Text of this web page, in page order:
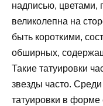
надписью, цветами,
великолепна на
быть короткими,
обширных,
Такие татуировки
звезды часто.
татуировки в форме